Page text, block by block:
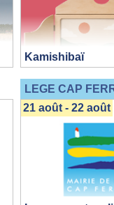
Kamishibaï
LEGE CAP
21 août - 22 août